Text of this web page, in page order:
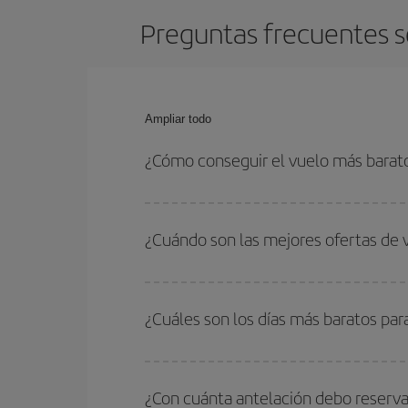
Preguntas frecuentes
Ampliar todo
¿Cómo conseguir el vuelo más
con las fechas y horarios de ida y vuelta.
¿Cuándo son las mejores ofertas
periodos de vacaciones escolares son
precios encontrarás.
¿Cuáles son los días más baratos
quieres ir y en qué fechas habías pensado
¿Con cuánta antelación debo